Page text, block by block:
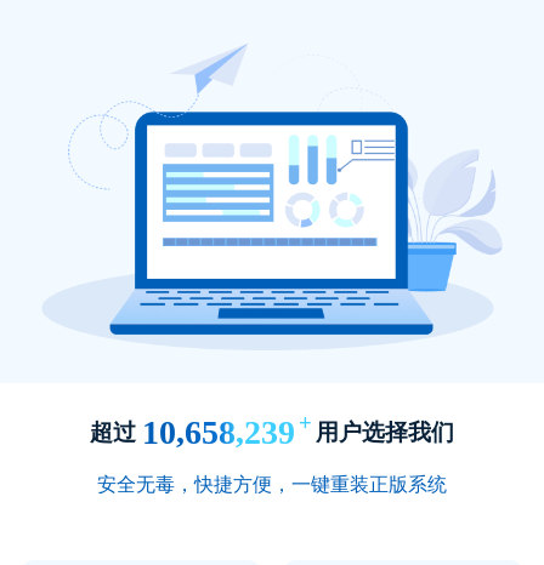
超过 10,658,239 + 用户选择我们
安全无毒，快捷方便，一键重装正版系统
自从用了这款软件，我再也不用担心系统崩溃
重装系统软件的界面设计非常简洁明了，一看
就会用.